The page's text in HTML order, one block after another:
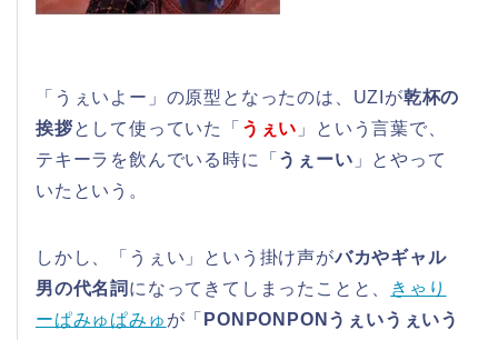
「うぇいよー」の原型となったのは、UZIが乾杯の
挨拶として使っていた「 うぇい 」という言葉で、
テキーラを飲んでいる時に「 うぇーい 」とやって
いたという。
しかし、「うぇい」という掛け声がバカやギャル
男の代名詞 になってきてしまったことと、
きゃり
ーぱみゅぱみゅ が「 PONPONPONうぇいうぇいう